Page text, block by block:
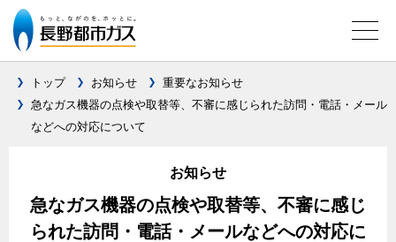
ガス料金について
料金表
料金の計算方法
ガスコンロとIHクッキングヒーターの比較
キッチン
トップ お知らせ
重要なお知らせ
急なガス機器の点検や取替等、不審に感じられた訪問・電話・メール
などへの対応について
お知らせ
急なガス機器の点検や取替等、不審に感じ
られた訪問・電話・メールなどへの対応に